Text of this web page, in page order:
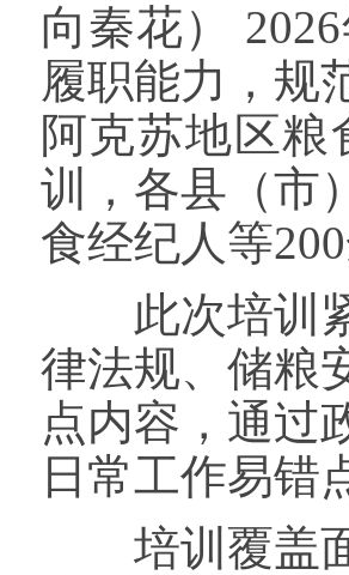
向秦花）
履职能力，规
阿克苏地区
训，各县（市
食经纪人等
此次培训紧
律法规、储粮
点内容，通过
日常工作易错
培训覆盖面